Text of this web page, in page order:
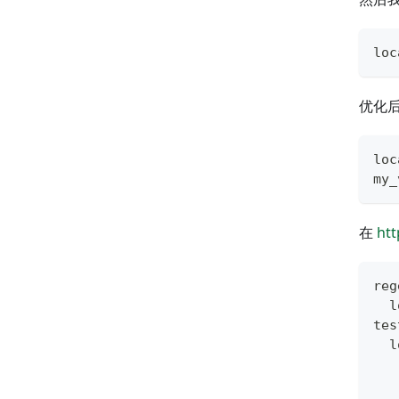
优化
在